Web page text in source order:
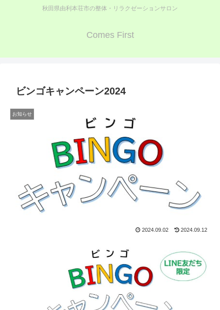
秋田県由利本荘市の整体・リラクゼーションサロン
Comes First
ビンゴキャンペーン2024
お知らせ
2024.09.02 2024.09.12